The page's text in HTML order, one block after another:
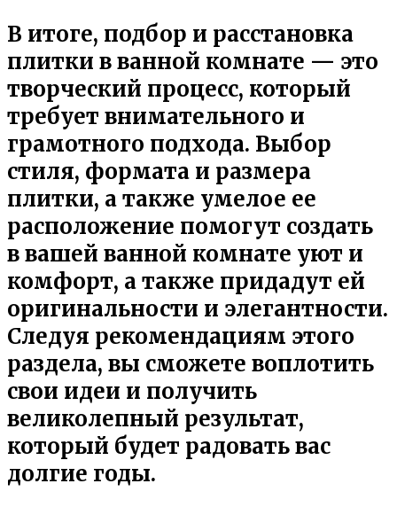
В итоге, подбор и расстановка
плитки в ванной комнате — это
творческий процесс, который
требует внимательного и
грамотного подхода. Выбор
стиля, формата и размера
плитки, а также умелое ее
расположение помогут создать
в вашей ванной комнате уют и
комфорт, а также придадут ей
оригинальности и элегантности.
Следуя рекомендациям этого
раздела, вы сможете воплотить
свои идеи и получить
великолепный результат,
который будет радовать вас
долгие годы.